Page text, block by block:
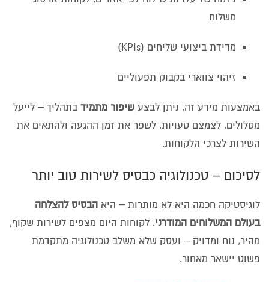
משלוח
מדידת ביצועי שליחים (KPIs)
זיהוי צווארי בקבוק תפעוליים
באמצעות מידע זה, ניתן לבצע שיפור מתמיד בתהליך – לייעל
מסלולים, לצמצם טעויות, לשפר את זמן ההגעה ולהתאים את
השירות לצרכי הלקוחות.
לסיכום – טכנולוגיה כבסיס לשירות טוב יותר
לוגיסטיקה חכמה היא לא מותרות – היא הבסיס להצלחה
בעולם המשלוחים המודרני. לקוחות היום מצפים לשירות שקוף,
מהיר, נוח ומדויק – ועסק שלא משלב טכנולוגיה מתקדמת
פשוט יישאר מאחור.